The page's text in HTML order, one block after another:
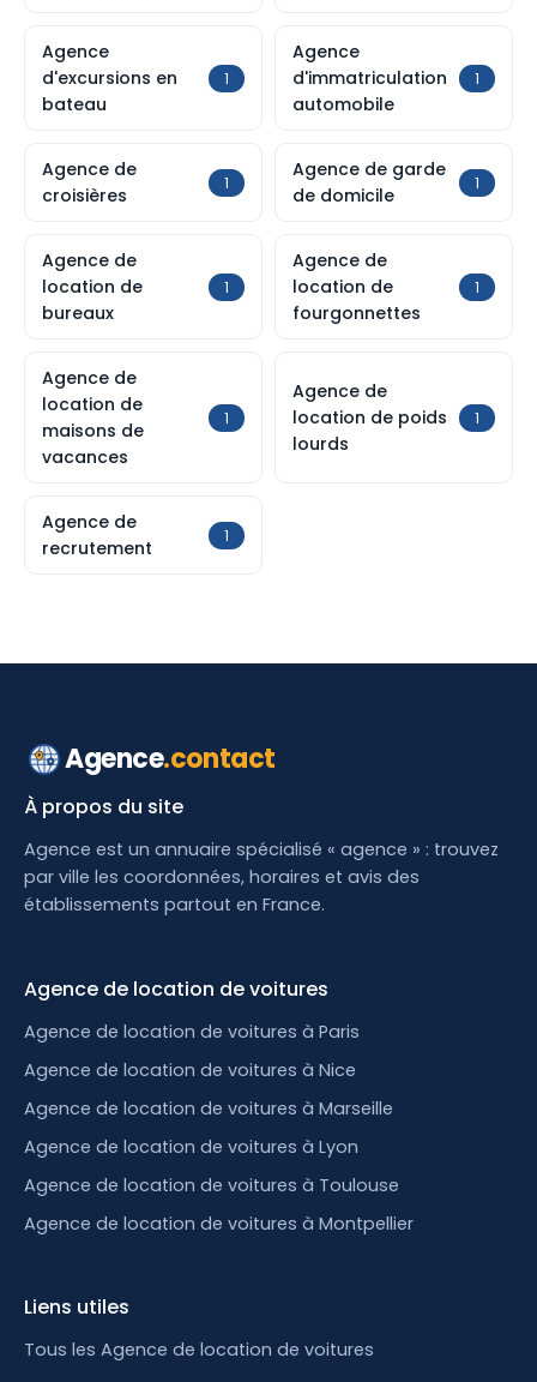
Agence
d'excursions en
bateau
1
Agence
d'immatriculation
automobile
1
Agence de
croisières
1
Agence de garde
de domicile
1
Agence de
location de
bureaux
1
Agence de
location de
fourgonnettes
1
Agence de
location de
maisons de
vacances
1
Agence de
location de poids
lourds
1
Agence de
recrutement
1
Agence.contact
À propos du site
Agence est un annuaire spécialisé « agence » : trouvez
par ville les coordonnées, horaires et avis des
établissements partout en France.
Agence de location de voitures
Agence de location de voitures à Paris
Agence de location de voitures à Nice
Agence de location de voitures à Marseille
Agence de location de voitures à Lyon
Agence de location de voitures à Toulouse
Agence de location de voitures à Montpellier
Liens utiles
Tous les Agence de location de voitures